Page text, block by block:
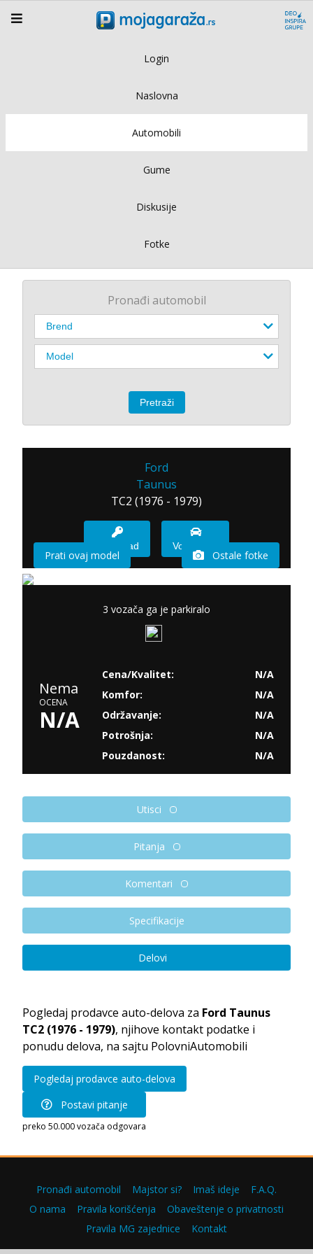
Login
Naslovna
Automobili
Gume
Diskusije
Fotke
Pronađi automobil
Ford
Taunus
TC2 (1976 - 1979)
Imam sad Vozio sam
Prati ovaj model Ostale fotke
3 vozača ga je parkiralo
Nema
OCENA
N/A
Cena/Kvalitet:
N/A
Komfor:
N/A
Održavanje:
N/A
Potrošnja:
N/A
Pouzdanost:
N/A
Utisci
Pitanja
Komentari
Specifikacije
Delovi
Pogledaj prodavce auto-delova za Ford Taunus
TC2 (1976 - 1979), njihove kontakt podatke i
ponudu delova, na sajtu PolovniAutomobili
Pogledaj prodavce auto-delova
Postavi pitanje
preko 50.000 vozača odgovara
Pronađi automobil Majstor si? Imaš ideje
F.A.Q.
O nama
Pravila korišćenja
Obaveštenje o privatnosti
Pravila MG zajednice
Kontakt